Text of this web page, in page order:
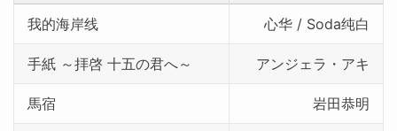
我的海岸线 心华 / Soda纯白
手紙 ～拝啓 十五の君へ～ アンジェラ・アキ
馬宿 岩田恭明